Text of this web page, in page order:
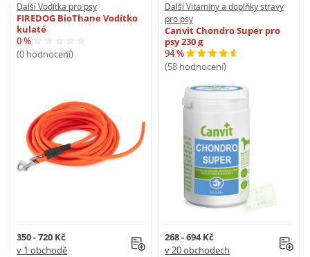
Další Vodítka pro psy
FIREDOG BioThane Vodítko
kulaté
0 %
(0 hodnocení)
350 - 720 Kč
v 1 obchodě
Další Vitamíny a doplňky stravy
pro psy
Canvit Chondro Super pro
psy 230 g
94 %
(58 hodnocení)
268 - 694 Kč
v 20 obchodech